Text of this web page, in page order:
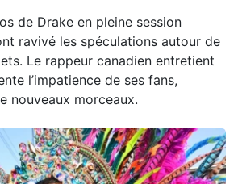
de Drake en pleine session
ravivé les spéculations autour de
Le rappeur canadien entretient
l’impatience de ses fans,
nouveaux morceaux.